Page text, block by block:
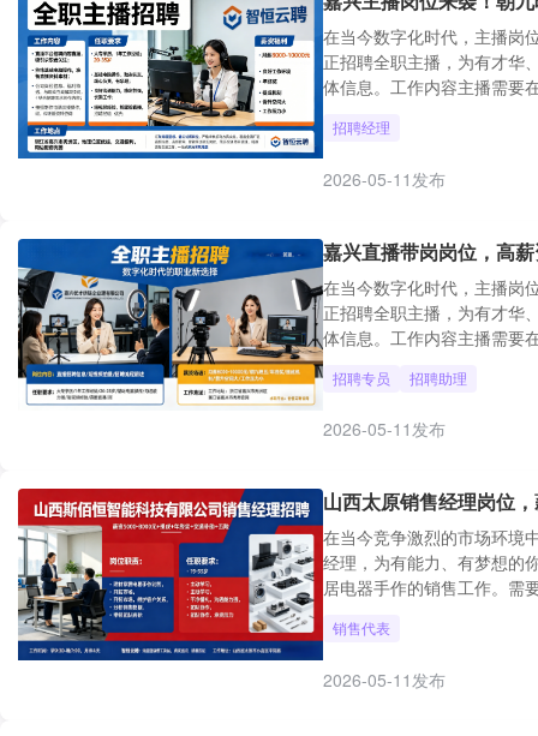
在当今数字化时代，主播岗
正招聘全职主播，为有才华
体信息。工作内容主播需要
招聘经理
2026-05-11发布
嘉兴直播带岗岗位，高
在当今数字化时代，主播岗
正招聘全职主播，为有才华
体信息。工作内容主播需要
招聘专员 招聘助理
2026-05-11发布
山西太原销售经理岗位
在当今竞争激烈的市场环境
经理，为有能力、有梦想的
居电器手作的销售工作。需
销售代表
2026-05-11发布